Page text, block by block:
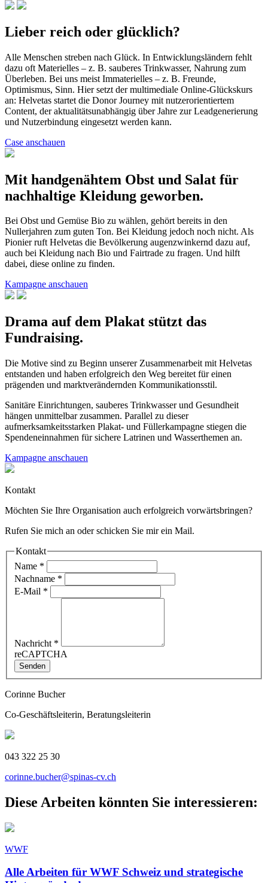
Lieber reich oder glücklich?
Alle Menschen streben nach Glück. In Entwicklungsländern fehlt
dazu oft Materielles – z. B. sauberes Trinkwasser, Nahrung zum
Überleben. Bei uns meist Immaterielles – z. B. Freunde,
Optimismus, Sinn. Hier setzt der multimediale Online-Glückskurs
an: Helvetas startet die Donor Journey mit nutzerorientiertem
Content, der aktualitätsunabhängig über Jahre zur Leadgenerierung
und Nutzerbindung eingesetzt werden kann.
Case anschauen
Mit handgenähtem Obst und Salat für
nachhaltige Kleidung geworben.
Bei Obst und Gemüse Bio zu wählen, gehört bereits in den
Nullerjahren zum guten Ton. Bei Kleidung jedoch noch nicht. Als
Pionier ruft Helvetas die Bevölkerung augenzwinkernd dazu auf,
auch bei Kleidung nach Bio und Fairtrade zu fragen. Und hilft
dabei, diese online zu finden.
Kampagne anschauen
Drama auf dem Plakat stützt das
Fundraising.
Die Motive sind zu Beginn unserer Zusammenarbeit mit Helvetas
entstanden und haben erfolgreich den Weg bereitet für einen
prägenden und marktverändernden Kommunikationsstil.
Sanitäre Einrichtungen, sauberes Trinkwasser und Gesundheit
hängen unmittelbar zusammen. Parallel zu dieser
aufmerksamkeitsstarken Plakat- und Füllerkampagne stiegen die
Spendeneinnahmen für sichere Latrinen und Wasserthemen an.
Kampagne anschauen
Kontakt
Möchten Sie Ihre Organisation auch erfolgreich vorwärtsbringen?
Rufen Sie mich an oder schicken Sie mir ein Mail.
Kontakt
Name *
Nachname *
E-Mail *
Nachricht *
reCAPTCHA
Senden
Corinne Bucher
Co-Geschäftsleiterin, Beratungsleiterin
043 322 25 30
corinne.bucher@spinas-cv.ch
Diese Arbeiten könnten Sie interessieren:
WWF
Alle Arbeiten für WWF Schweiz und strategische